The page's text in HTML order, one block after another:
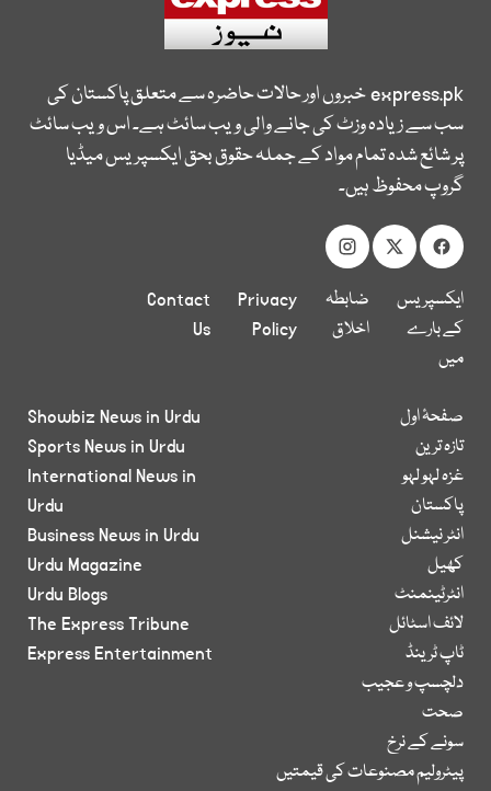
express.pkخبروں اور حالات حاضرہ سے متعلق پاکستان کی
سب سے زیادہ وزٹ کی جانے والی ویب سائٹ ہے۔ اس ویب سائٹ
پر شائع شدہ تمام مواد کے جملہ حقوق بحق ایکسپریس میڈیا
گروپ محفوظ ہیں۔
ایکسپریس
کے بارے
میں
ضابطہ
اخلاق
Privacy
Policy
Contact
Us
صفحۂ اول
تازہ ترین
غزہ لہو لہو
پاکستان
انٹر نیشنل
کھیل
انٹرٹینمنٹ
لائف اسٹائل
ٹاپ ٹرینڈ
دلچسپ و عجیب
صحت
سونے کے نرخ
پیٹرولیم مصنوعات کی قیمتیں
Showbiz News in Urdu
Sports News in Urdu
International News in
Urdu
Business News in Urdu
Urdu Magazine
Urdu Blogs
The Express Tribune
Express Entertainment